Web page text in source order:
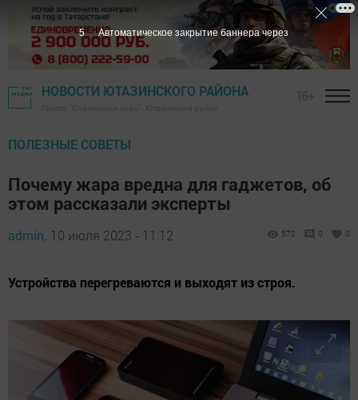
НОВОСТИ ЮТАЗИНСКОГО РАЙОНА
ПОЛЕЗНЫЕ СОВЕТЫ
Почему жара вредна для гаджетов, об
этом рассказали эксперты
admin, 10 июля 2023 - 11:12 572 0 0
Устройства перегреваются и выходят из строя.
3 Автоматическое закрытие баннера через